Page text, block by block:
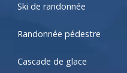
Ski de randonnée
Randonnée pédestre
Cascade de glace